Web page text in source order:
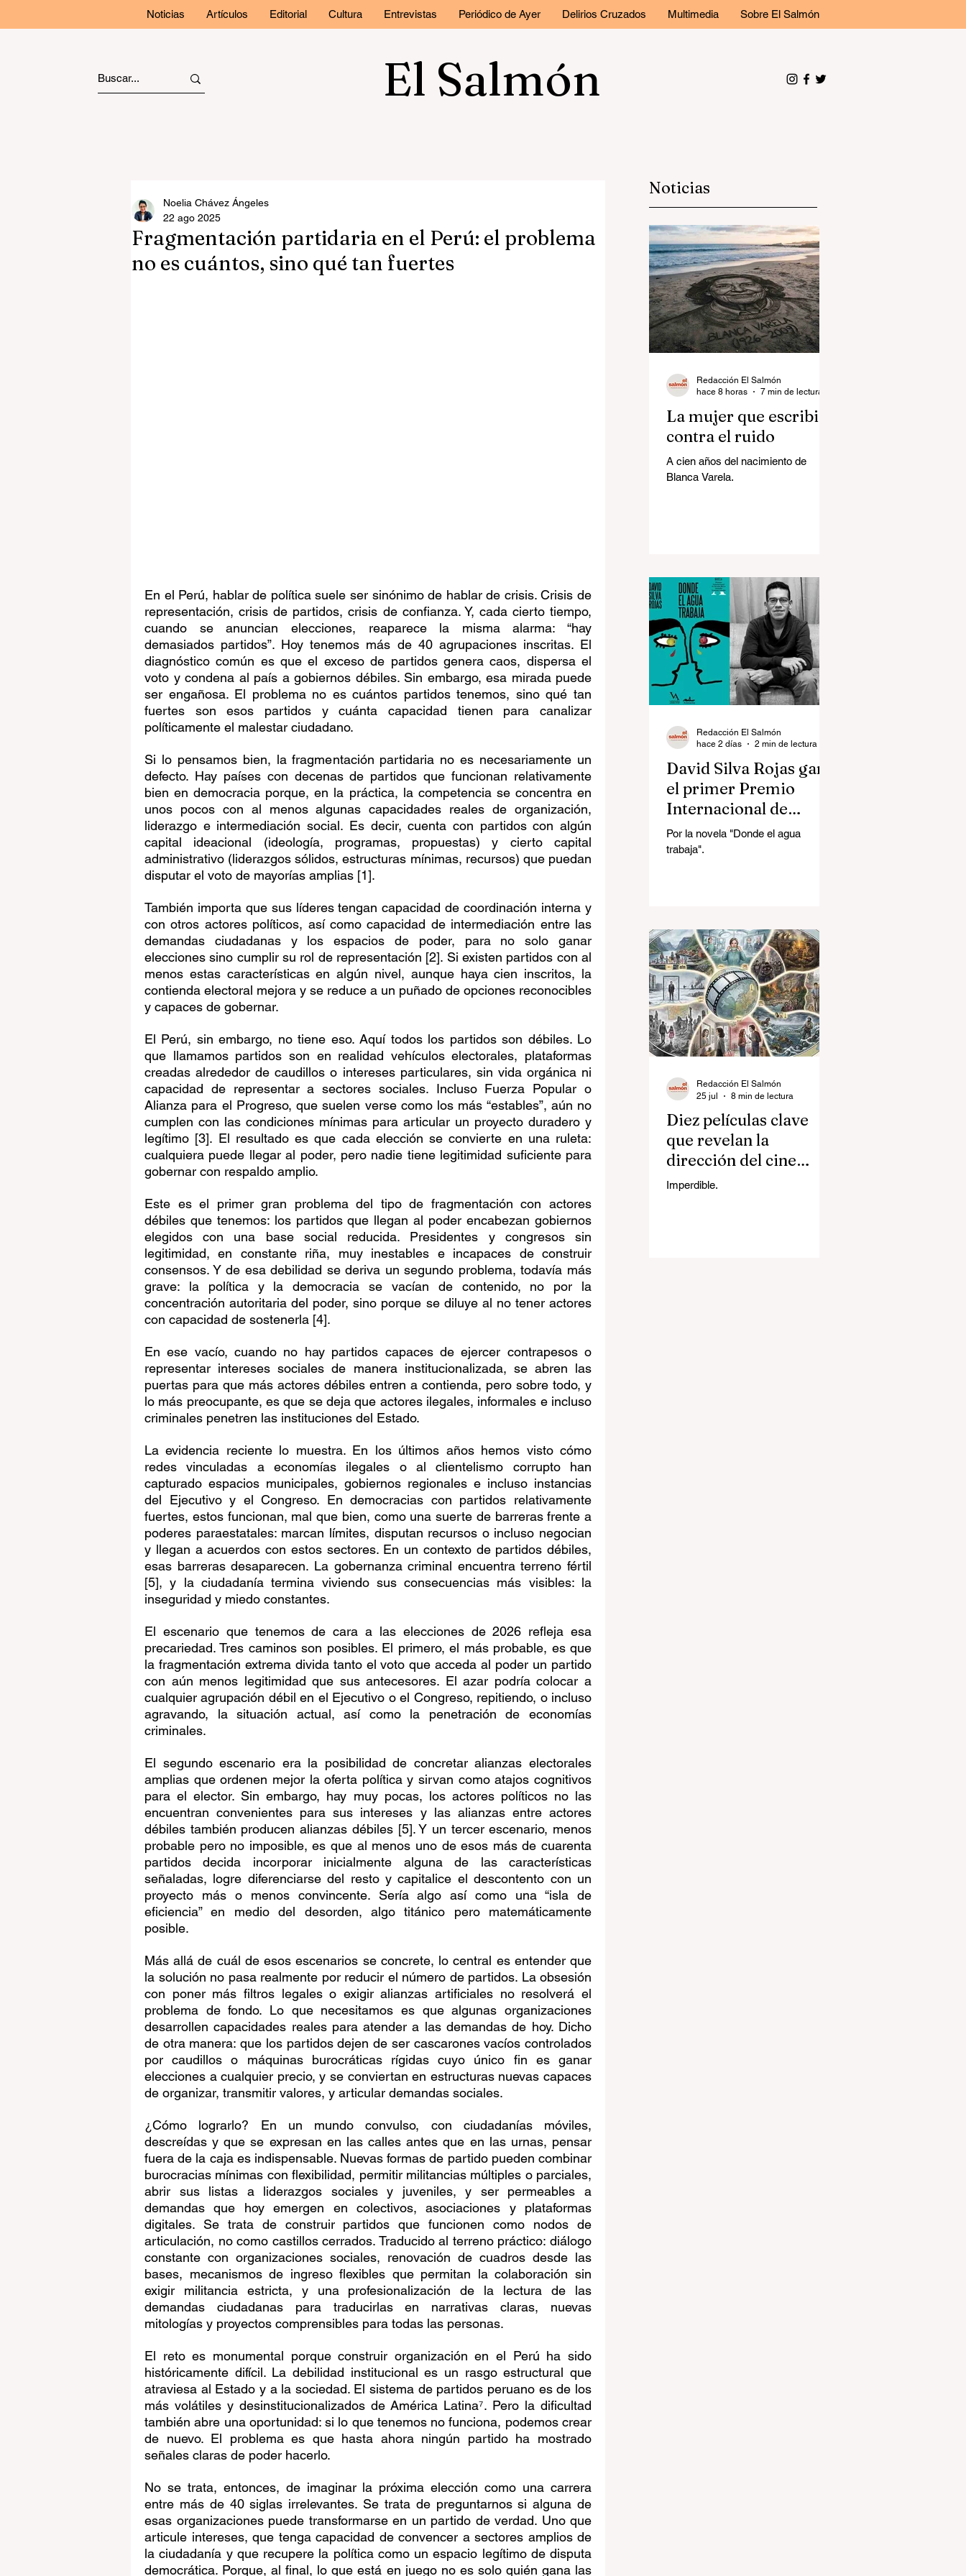
Noticias Artículos Editorial Cultura Entrevistas Periódico de Ayer Delirios Cruzados Multimedia Sobre El Salmón
El Salmón
Fragmentación partidaria en el Perú: el problema
no es cuántos, sino qué tan fuertes
Noelia Chávez Ángeles
22 ago 2025
En el Perú, hablar de política suele ser sinónimo de hablar de crisis. Crisis de
representación, crisis de partidos, crisis de confianza. Y, cada cierto tiempo,
cuando se anuncian elecciones, reaparece la misma alarma: “hay
demasiados partidos”. Hoy tenemos más de 40 agrupaciones inscritas. El
diagnóstico común es que el exceso de partidos genera caos, dispersa el
voto y condena al país a gobiernos débiles. Sin embargo, esa mirada puede
ser engañosa. El problema no es cuántos partidos tenemos, sino qué tan
fuertes son esos partidos y cuánta capacidad tienen para canalizar
políticamente el malestar ciudadano.
Si lo pensamos bien, la fragmentación partidaria no es necesariamente un
defecto. Hay países con decenas de partidos que funcionan relativamente
bien en democracia porque, en la práctica, la competencia se concentra en
unos pocos con al menos algunas capacidades reales de organización,
liderazgo e intermediación social. Es decir, cuenta con partidos con algún
capital ideacional (ideología, programas, propuestas) y cierto capital
administrativo (liderazgos sólidos, estructuras mínimas, recursos) que puedan
disputar el voto de mayorías amplias [1].
También importa que sus líderes tengan capacidad de coordinación interna y
con otros actores políticos, así como capacidad de intermediación entre las
demandas ciudadanas y los espacios de poder, para no solo ganar
elecciones sino cumplir su rol de representación [2]. Si existen partidos con al
menos estas características en algún nivel, aunque haya cien inscritos, la
contienda electoral mejora y se reduce a un puñado de opciones reconocibles
y capaces de gobernar.
El Perú, sin embargo, no tiene eso. Aquí todos los partidos son débiles. Lo
que llamamos partidos son en realidad vehículos electorales, plataformas
creadas alrededor de caudillos o intereses particulares, sin vida orgánica ni
capacidad de representar a sectores sociales. Incluso Fuerza Popular o
Alianza para el Progreso, que suelen verse como los más “estables”, aún no
cumplen con las condiciones mínimas para articular un proyecto duradero y
legítimo [3]. El resultado es que cada elección se convierte en una ruleta:
cualquiera puede llegar al poder, pero nadie tiene legitimidad suficiente para
gobernar con respaldo amplio.
Este es el primer gran problema del tipo de fragmentación con actores
débiles que tenemos: los partidos que llegan al poder encabezan gobiernos
elegidos con una base social reducida. Presidentes y congresos sin
legitimidad, en constante riña, muy inestables e incapaces de construir
consensos. Y de esa debilidad se deriva un segundo problema, todavía más
grave: la política y la democracia se vacían de contenido, no por la
concentración autoritaria del poder, sino porque se diluye al no tener actores
con capacidad de sostenerla [4].
En ese vacío, cuando no hay partidos capaces de ejercer contrapesos o
representar intereses sociales de manera institucionalizada, se abren las
puertas para que más actores débiles entren a contienda, pero sobre todo, y
lo más preocupante, es que se deja que actores ilegales, informales e incluso
criminales penetren las instituciones del Estado.
La evidencia reciente lo muestra. En los últimos años hemos visto cómo
redes vinculadas a economías ilegales o al clientelismo corrupto han
capturado espacios municipales, gobiernos regionales e incluso instancias
del Ejecutivo y el Congreso. En democracias con partidos relativamente
fuertes, estos funcionan, mal que bien, como una suerte de barreras frente a
poderes paraestatales: marcan límites, disputan recursos o incluso negocian
y llegan a acuerdos con estos sectores. En un contexto de partidos débiles,
esas barreras desaparecen. La gobernanza criminal encuentra terreno fértil
[5], y la ciudadanía termina viviendo sus consecuencias más visibles: la
inseguridad y miedo constantes.
El escenario que tenemos de cara a las elecciones de 2026 refleja esa
precariedad. Tres caminos son posibles. El primero, el más probable, es que
la fragmentación extrema divida tanto el voto que acceda al poder un partido
con aún menos legitimidad que sus antecesores. El azar podría colocar a
cualquier agrupación débil en el Ejecutivo o el Congreso, repitiendo, o incluso
agravando, la situación actual, así como la penetración de economías
criminales.
El segundo escenario era la posibilidad de concretar alianzas electorales
amplias que ordenen mejor la oferta política y sirvan como atajos cognitivos
para el elector. Sin embargo, hay muy pocas, los actores políticos no las
encuentran convenientes para sus intereses y las alianzas entre actores
débiles también producen alianzas débiles [5]. Y un tercer escenario, menos
probable pero no imposible, es que al menos uno de esos más de cuarenta
partidos decida incorporar inicialmente alguna de las características
señaladas, logre diferenciarse del resto y capitalice el descontento con un
proyecto más o menos convincente. Sería algo así como una “isla de
eficiencia” en medio del desorden, algo titánico pero matemáticamente
posible.
Más allá de cuál de esos escenarios se concrete, lo central es entender que
la solución no pasa realmente por reducir el número de partidos. La obsesión
con poner más filtros legales o exigir alianzas artificiales no resolverá el
problema de fondo. Lo que necesitamos es que algunas organizaciones
desarrollen capacidades reales para atender a las demandas de hoy. Dicho
de otra manera: que los partidos dejen de ser cascarones vacíos controlados
por caudillos o máquinas burocráticas rígidas cuyo único fin es ganar
elecciones a cualquier precio, y se conviertan en estructuras nuevas capaces
de organizar, transmitir valores, y articular demandas sociales.
¿Cómo lograrlo? En un mundo convulso, con ciudadanías móviles,
descreídas y que se expresan en las calles antes que en las urnas, pensar
fuera de la caja es indispensable. Nuevas formas de partido pueden combinar
burocracias mínimas con flexibilidad, permitir militancias múltiples o parciales,
abrir sus listas a liderazgos sociales y juveniles, y ser permeables a
demandas que hoy emergen en colectivos, asociaciones y plataformas
digitales. Se trata de construir partidos que funcionen como nodos de
articulación, no como castillos cerrados. Traducido al terreno práctico: diálogo
constante con organizaciones sociales, renovación de cuadros desde las
bases, mecanismos de ingreso flexibles que permitan la colaboración sin
exigir militancia estricta, y una profesionalización de la lectura de las
demandas ciudadanas para traducirlas en narrativas claras, nuevas
mitologías y proyectos comprensibles para todas las personas.
El reto es monumental porque construir organización en el Perú ha sido
históricamente difícil. La debilidad institucional es un rasgo estructural que
atraviesa al Estado y a la sociedad. El sistema de partidos peruano es de los
más volátiles y desinstitucionalizados de América Latina⁷. Pero la dificultad
también abre una oportunidad: si lo que tenemos no funciona, podemos crear
de nuevo. El problema es que hasta ahora ningún partido ha mostrado
señales claras de poder hacerlo.
No se trata, entonces, de imaginar la próxima elección como una carrera
entre más de 40 siglas irrelevantes. Se trata de preguntarnos si alguna de
esas organizaciones puede transformarse en un partido de verdad. Uno que
articule intereses, que tenga capacidad de convencer a sectores amplios de
la ciudadanía y que recupere la política como un espacio legítimo de disputa
democrática. Porque, al final, lo que está en juego no es solo quién gana las
Noticias
La mujer que escribió
contra el ruido
A cien años del nacimiento de
Blanca Varela.
Redacción El Salmón
hace 8 horas
7 min de lectura
David Silva Rojas ganó
el primer Premio
Internacional de
Novela Breve Almadía
Ventosa-Arrufat
Por la novela "Donde el agua
trabaja".
Redacción El Salmón
hace 2 días
2 min de lectura
Diez películas clave
que revelan la
dirección del cine
contemporáneo
Imperdible.
Redacción El Salmón
25 jul
8 min de lectura